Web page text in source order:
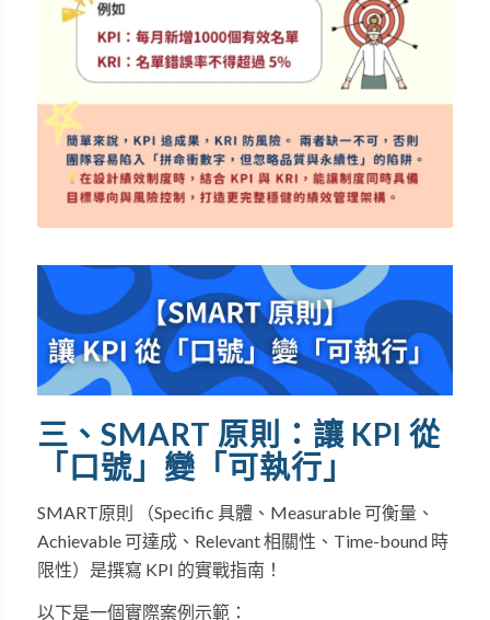
三、SMART 原則：讓 KPI 從
「口號」變「可執行」
SMART原則 （Specific 具體、Measurable 可衡量、
Achievable 可達成、Relevant 相關性、Time-bound 時
限性）是撰寫 KPI 的實戰指南！
以下是一個實際案例示範：